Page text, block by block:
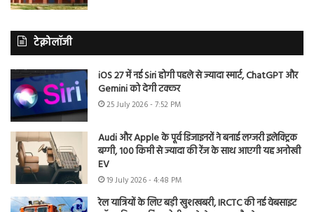
टेक्नोलॉजी
iOS 27 में नई Siri होगी पहले से ज्यादा स्मार्ट, ChatGPT और
Gemini को देगी टक्कर
25 July 2026 - 7:52 PM
Audi और Apple के पूर्व डिजाइनरों ने बनाई लग्जरी इलेक्ट्रिक
बग्गी, 100 किमी से ज्यादा की रेंज के साथ आएगी यह अनोखी
EV
19 July 2026 - 4:48 PM
रेल यात्रियों के लिए बड़ी खुशखबरी, IRCTC की नई वेबसाइट